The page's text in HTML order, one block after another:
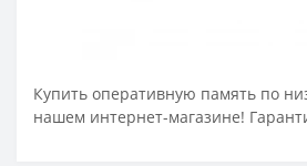
Купить оперативную память по
нашем интернет-магазине!